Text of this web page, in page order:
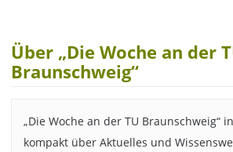
Über „Die Woche an der
Braunschweig“
„Die Woche an der TU Braunschweig“
kompakt über Aktuelles und